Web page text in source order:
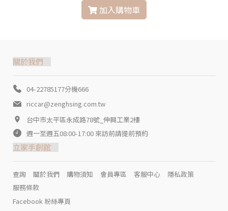
加入購物車
關於我們
04-22785177分機666
riccar@zenghsing.com.tw
台中市太平區永成路78號_伸興工業2樓
週一至週五08:00-17:00 來訪前請提前預約
立家手創館
查詢 關於我們 購物須知 會員專區 客服中心
隱私政策
服務條款
Facebook 粉絲專頁